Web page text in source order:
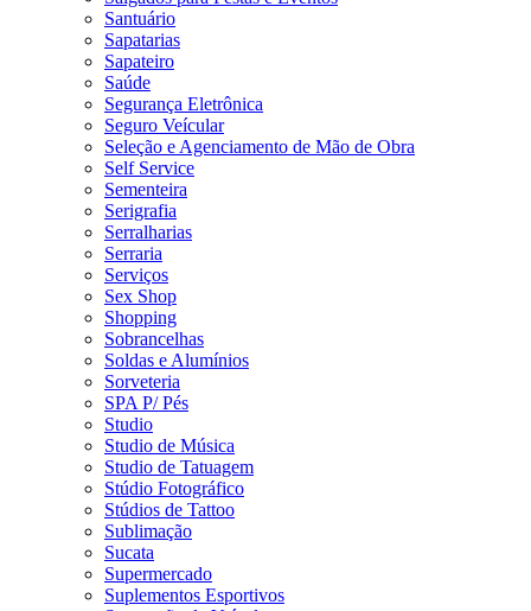
Santuário
Sapatarias
Sapateiro
Saúde
Segurança Eletrônica
Seguro Veícular
Seleção e Agenciamento de Mão de Obra
Self Service
Sementeira
Serigrafia
Serralharias
Serraria
Serviços
Sex Shop
Shopping
Sobrancelhas
Soldas e Alumínios
Sorveteria
SPA P/ Pés
Studio
Studio de Música
Studio de Tatuagem
Stúdio Fotográfico
Stúdios de Tattoo
Sublimação
Sucata
Supermercado
Suplementos Esportivos